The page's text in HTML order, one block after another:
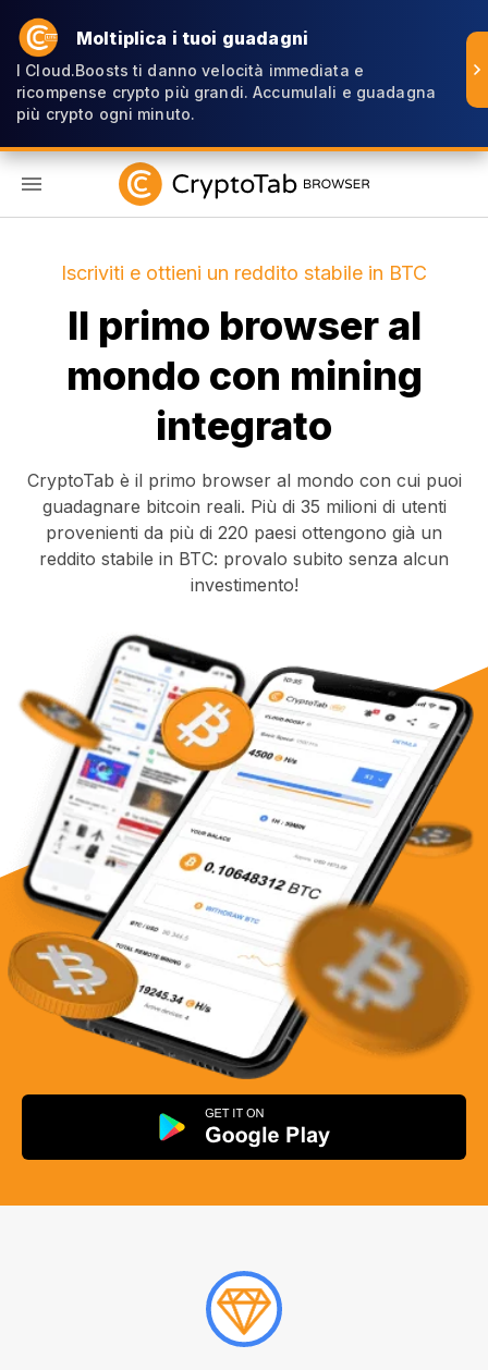
Moltiplica i tuoi guadagni
I Cloud.Boosts ti danno velocità immediata e
ricompense crypto più grandi. Accumulali e guadagna
più crypto ogni minuto.
Iscriviti e ottieni un reddito stabile in BTC
Il primo browser al
mondo con mining
integrato
CryptoTab è il primo browser al mondo con cui puoi
guadagnare bitcoin reali. Più di 35 milioni di utenti
provenienti da più di 220 paesi ottengono già un
reddito stabile in BTC: provalo subito senza alcun
investimento!